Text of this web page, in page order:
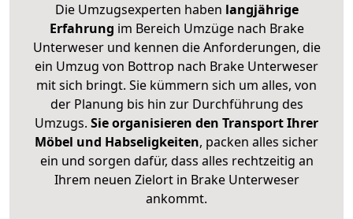
Die Umzugsexperten haben langjährige
Erfahrung im Bereich Umzüge nach Brake
Unterweser und kennen die Anforderungen, die
ein Umzug von Bottrop nach Brake Unterweser
mit sich bringt. Sie kümmern sich um alles, von
der Planung bis hin zur Durchführung des
Umzugs. Sie organisieren den Transport Ihrer
Möbel und Habseligkeiten, packen alles sicher
ein und sorgen dafür, dass alles rechtzeitig an
Ihrem neuen Zielort in Brake Unterweser
ankommt.